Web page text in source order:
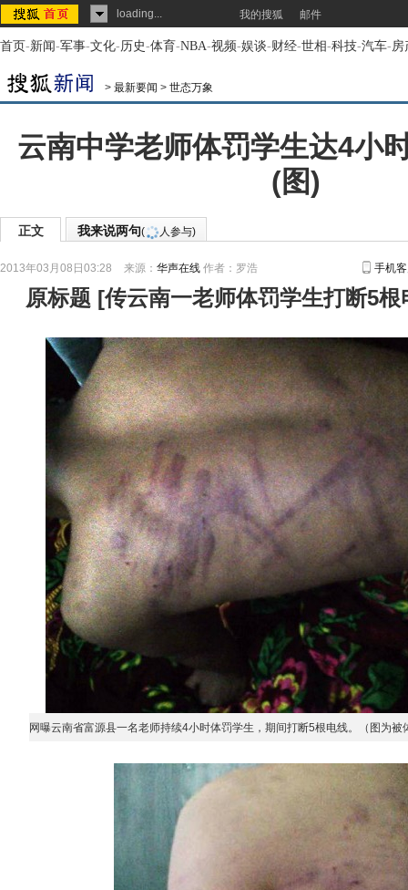
loading... 我的搜狐 邮件
首页-新闻-军事-文化-历史-体育-NBA-视频-娱谈-财经-世相-科技-汽车-房
> 最新要闻 > 世态万象
云南中学老师体罚学生达4小
(图)
正文 我来说两句( 人参与)
2013年03月08日03:28 来源： 华声在线 作者：罗浩 手机
原标题 [传云南一老师体罚学生打断5
网曝云南省富源县一名老师持续4小时体罚学生，期间打断5根电线。（图为被